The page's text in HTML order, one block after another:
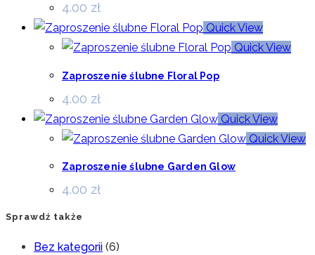
4.00 zł
Quick View
Quick View
Zaproszenie ślubne Floral Pop
4.00 zł
Quick View
Quick View
Zaproszenie ślubne Garden Glow
4.00 zł
Sprawdź także
Bez kategorii (6)